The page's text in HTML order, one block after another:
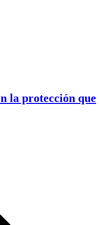
la protección que